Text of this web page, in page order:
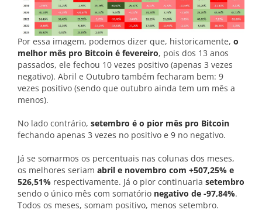
Por essa imagem, podemos dizer que, historicamente, o
melhor mês pro Bitcoin é fevereiro, pois dos 13 anos
passados, ele fechou 10 vezes positivo (apenas 3 vezes
negativo). Abril e Outubro também fecharam bem: 9
vezes positivo (sendo que outubro ainda tem um mês a
menos).
No lado contrário, setembro é o pior mês pro Bitcoin
fechando apenas 3 vezes no positivo e 9 no negativo.
Já se somarmos os percentuais nas colunas dos meses,
os melhores seriam abril e novembro com +507,25% e
526,51% respectivamente. Já o pior continuaria setembro
sendo o único mês com somatório negativo de -97,84%.
Todos os meses, somam positivo, menos setembro.